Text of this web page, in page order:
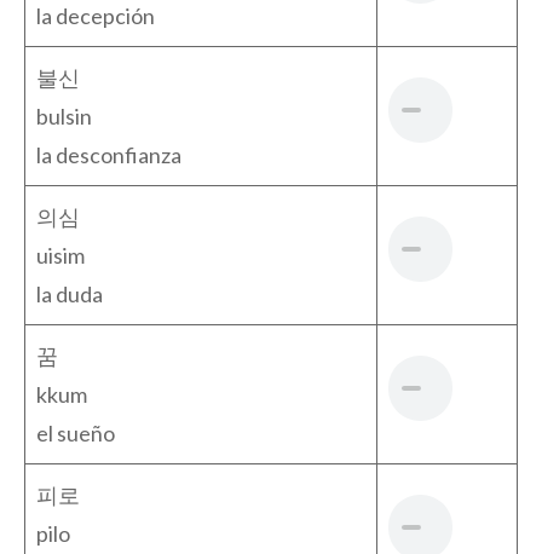
la decepción
불신
bulsin
la desconfianza
의심
uisim
la duda
꿈
kkum
el sueño
피로
pilo